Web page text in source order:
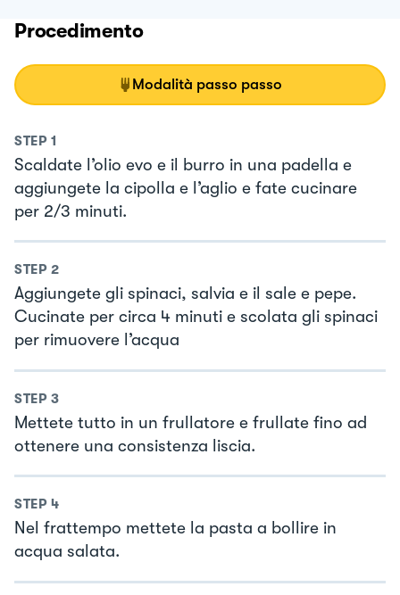
Procedimento
Modalità passo passo
STEP 1
Scaldate l’olio evo e il burro in una padella e
aggiungete la cipolla e l’aglio e fate cucinare
per 2/3 minuti.
STEP 2
Aggiungete gli spinaci, salvia e il sale e pepe.
Cucinate per circa 4 minuti e scolata gli spinaci
per rimuovere l’acqua
STEP 3
Mettete tutto in un frullatore e frullate fino ad
ottenere una consistenza liscia.
STEP 4
Nel frattempo mettete la pasta a bollire in
acqua salata.